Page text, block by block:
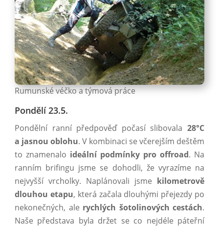
Rumunské véčko a týmová práce
Pondělí 23.5.
Pondělní ranní předpověď počasí slibovala 28°C
a jasnou oblohu. V kombinaci se včerejším deštěm
to znamenalo ideální podmínky pro offroad. Na
ranním brifingu jsme se dohodli, že vyrazíme na
nejvyšší vrcholky. Naplánovali jsme kilometrově
dlouhou etapu, která začala dlouhými přejezdy po
nekonečných, ale rychlých šotolinových cestách.
Naše představa byla držet se co nejdéle páteřní